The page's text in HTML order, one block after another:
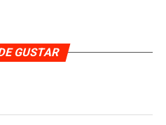
GUSTAR